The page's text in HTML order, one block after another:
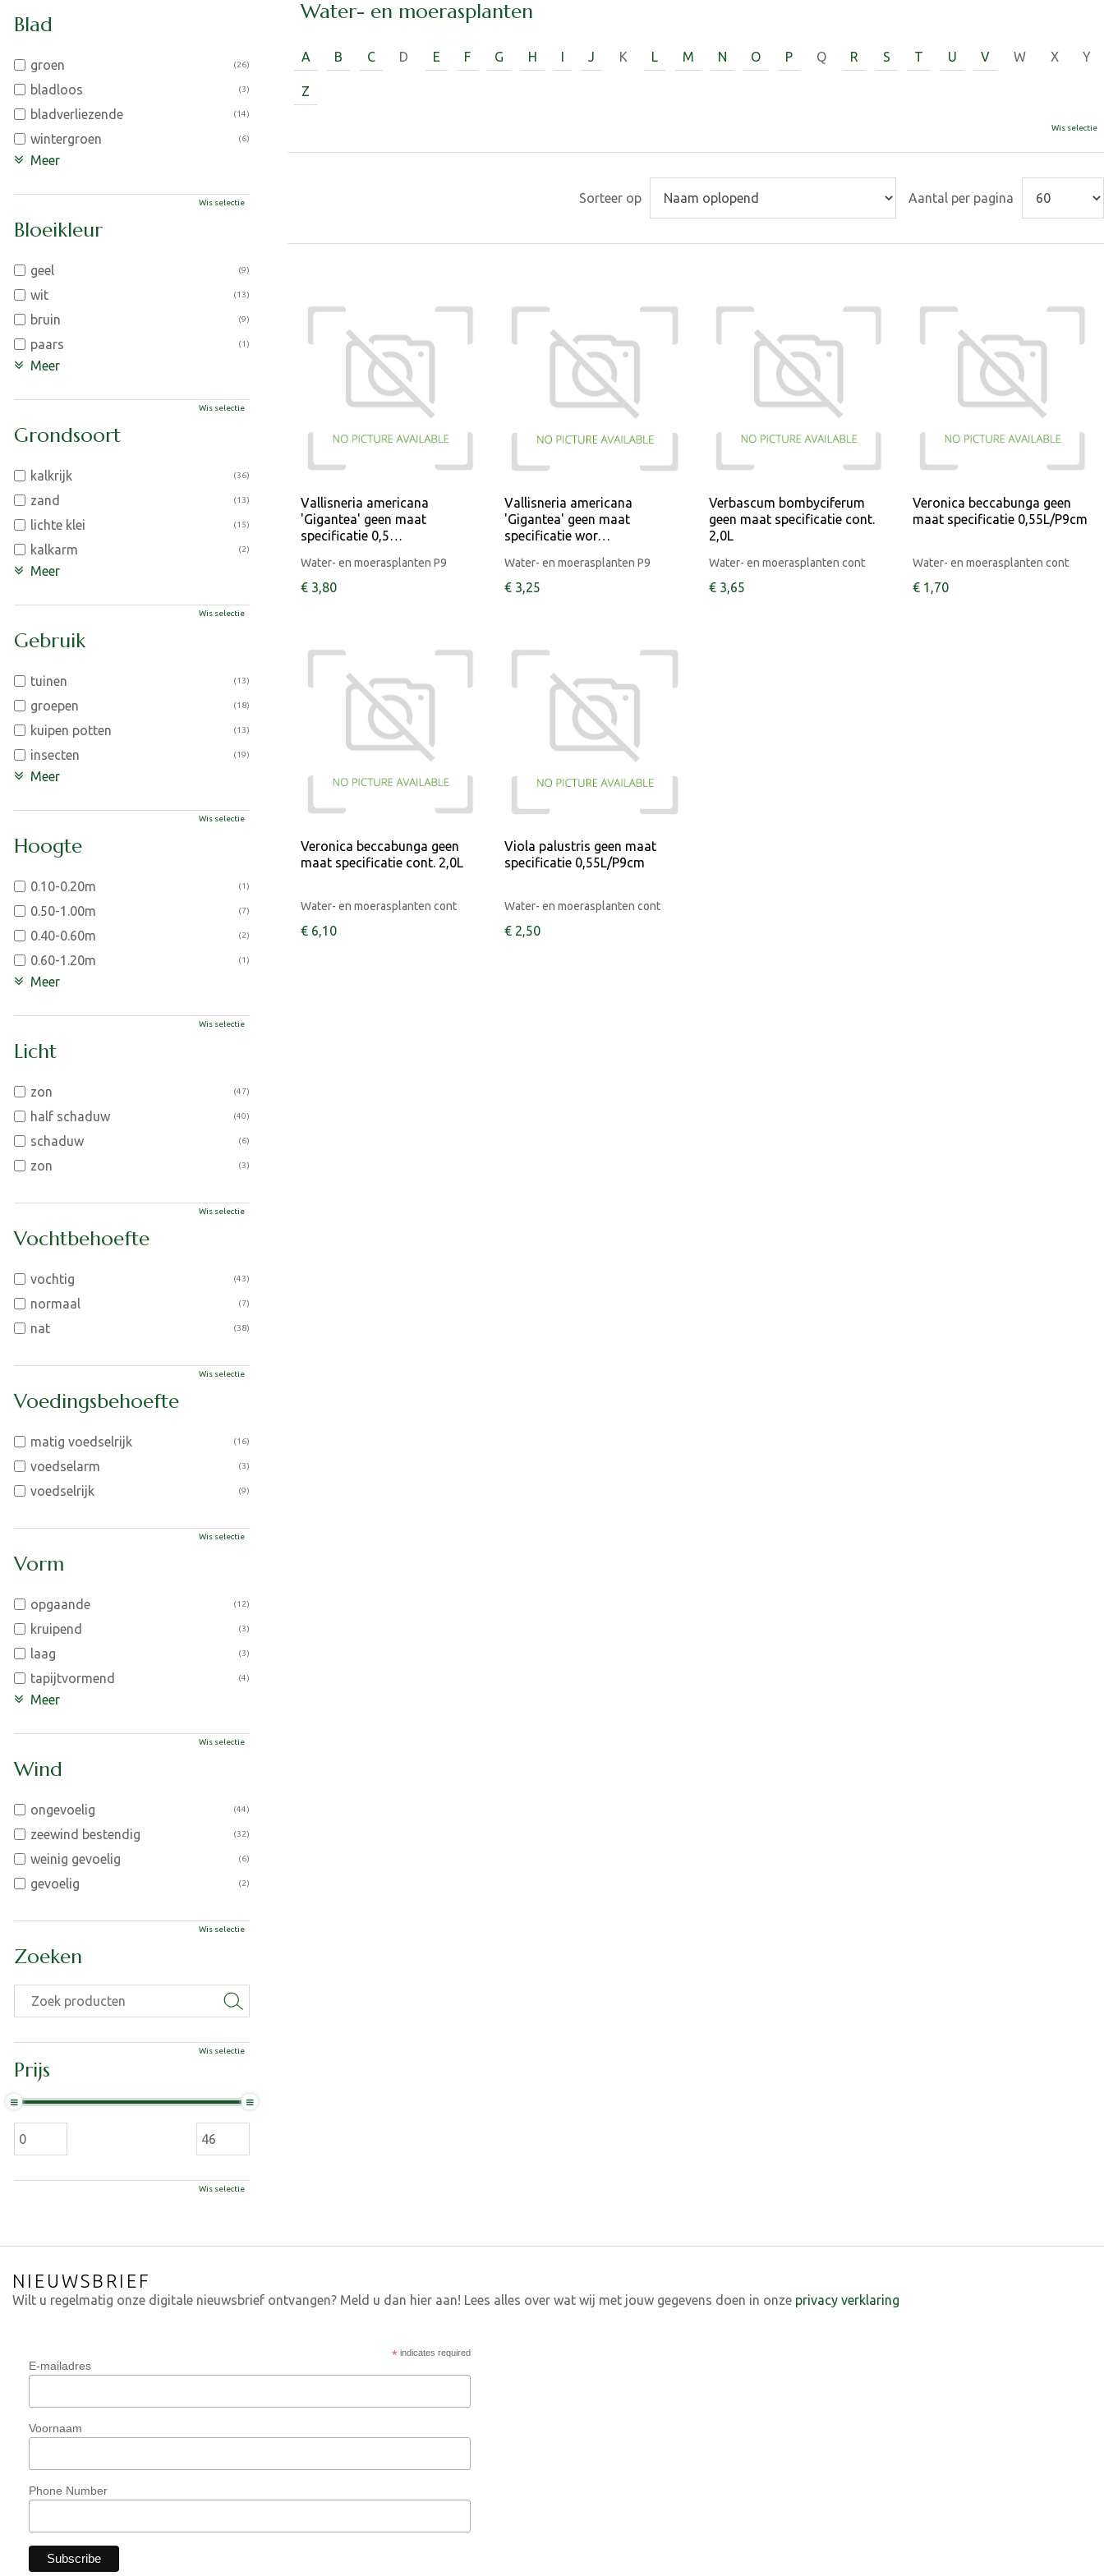
Water- en moerasplanten
A B C D E F G H I J K L M N O P Q R S T U V W X Y
Z
Wis selectie
Aantal per pagina
Sorteer op
Vallisneria americana
'Gigantea' geen maat
specificatie 0,5…
Water- en moerasplanten P9
€ 3,80
Vallisneria americana
'Gigantea' geen maat
specificatie wor…
Water- en moerasplanten P9
€ 3,25
Verbascum bombyciferum
geen maat specificatie cont.
2,0L
Water- en moerasplanten cont
€ 3,65
Veronica beccabunga geen
maat specificatie 0,55L/P9cm
Water- en moerasplanten cont
€ 1 ,70
Veronica beccabunga geen
maat specificatie cont. 2,0L
Water- en moerasplanten cont
€ 6,10
Viola palustris geen maat
specificatie 0,55L/P9cm
Water- en moerasplanten cont
€ 2,50
Blad
groen (26)
bladloos (3)
bladverliezende (14)
wintergroen (6)
Meer
Wis selectie
Bloeikleur
geel (9)
wit (13)
bruin (9)
paars (1)
Meer
Wis selectie
Grondsoort
kalkrijk (36)
zand (13)
lichte klei (15)
kalkarm (2)
Meer
Wis selectie
Gebruik
tuinen (13)
groepen (18)
kuipen potten (13)
insecten (19)
Meer
Wis selectie
Hoogte
0.10-0.20m (1)
0.50-1.00m (7)
0.40-0.60m (2)
0.60-1.20m (1)
Meer
Wis selectie
Licht
zon (47)
half schaduw (40)
schaduw (6)
zon (3)
Wis selectie
Vochtbehoefte
vochtig (43)
normaal (7)
nat (38)
Wis selectie
Voedingsbehoefte
matig voedselrijk (16)
voedselarm (3)
voedselrijk (9)
Wis selectie
Vorm
opgaande (12)
kruipend (3)
laag (3)
tapijtvormend (4)
Meer
Wis selectie
Wind
ongevoelig (44)
zeewind bestendig (32)
weinig gevoelig (6)
gevoelig (2)
Wis selectie
Zoeken
Wis selectie
Prijs
Wis selectie
NIEUWSBRIEF
Wilt u regelmatig onze digitale nieuwsbrief ontvangen? Meld u dan hier aan! Lees alles over wat wij met jouw gegevens doen in onze privacy verklaring
*indicates required
E-mailadres
Voornaam
Phone Number